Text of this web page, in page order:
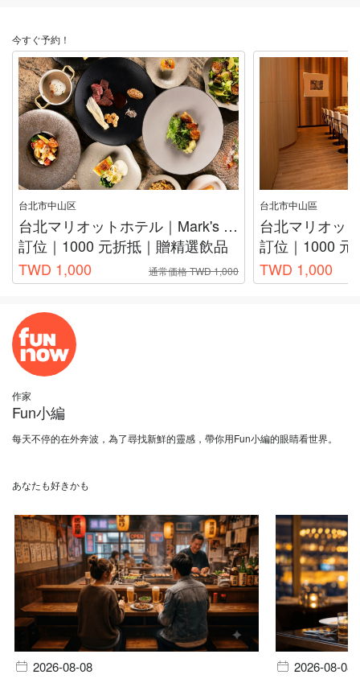
今すぐ予約！
台北市中山区
台北マリオットホテル｜Mark's Teppanyaki
訂位｜1000 元折抵｜贈精選飲品
通常価格 TWD 1,000
TWD 1,000
台北市中山區
訂位｜1000 元
TWD 1,000
作家
Fun小編
每天不停的在外奔波，為了尋找新鮮的靈感，帶你用Fun小編的眼睛看世界。
あなたも好きかも
2026-08-08 2026-08-08